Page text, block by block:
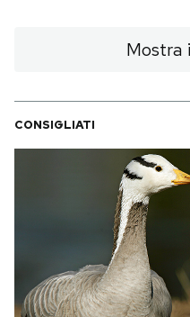
Mostra
CONSIGLIATI